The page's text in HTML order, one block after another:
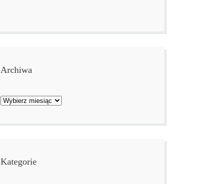
Archiwa
Archiwa
Kategorie